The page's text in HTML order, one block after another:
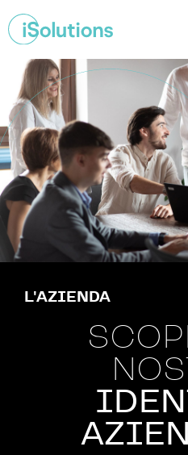
L'AZIENDA